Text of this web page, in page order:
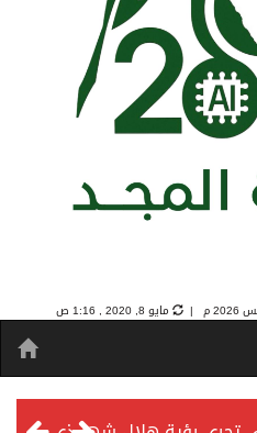
مايو 8, 2020 , 1:16 ص